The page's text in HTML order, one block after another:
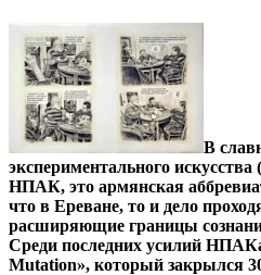
В
экспериментального
НПАК, это армянская
что в Ереване, то и дело
расширяющие границы
Среди последних усилий
Mutation», который закрылся